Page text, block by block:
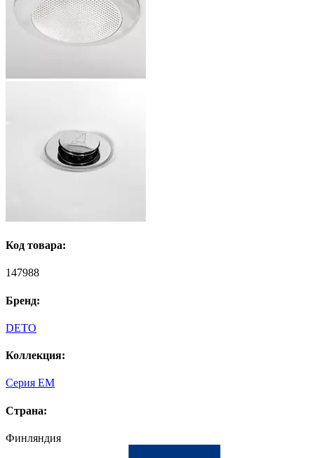
Код товара:
147988
Бренд:
DETO
Коллекция:
Серия EM
Страна:
Финляндия